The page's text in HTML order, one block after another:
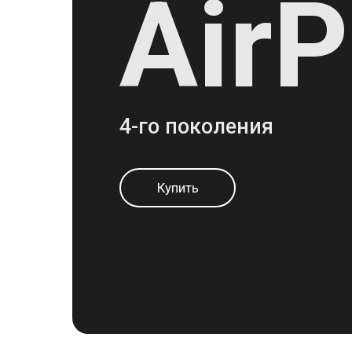
Купить
4-го поколения